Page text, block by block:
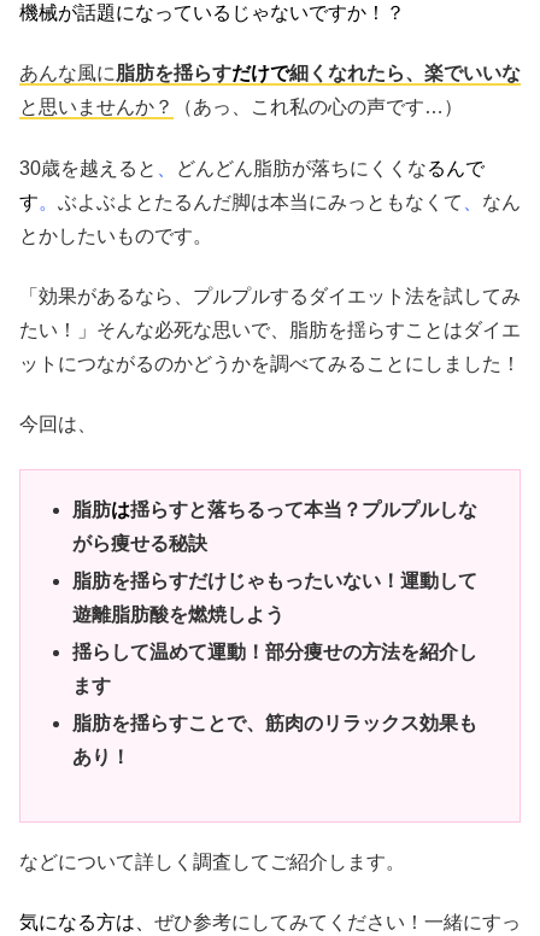
機械が話題になっているじゃないですか！？
あんな風に脂肪を揺らすだけで細くなれたら、楽でいいな
と思いませんか？
（あっ、これ私の心の声です…）
30歳を越えると どんどん脂肪が落ちにくくなるんで
す。 ぶよぶよとたるんだ脚は本当にみっともなくて
なん
とかしたいものです。
「効果があるなら、プルプルするダイエット法を試してみ
たい！」そんな必死な思いで、脂肪を揺らすことはダイエ
ットにつながるのかどうかを調べてみることにしました！
今回は、
脂肪は揺らすと落ちるって本当？プルプルしな
がら痩せる秘訣
脂肪を揺らすだけじゃもったいない！運動して
遊離脂肪酸を燃焼しよう
揺らして温めて運動！部分痩せの方法を紹介し
ます
脂肪を揺らすことで、筋肉のリラックス効果も
あり！
などについて詳しく調査してご紹介します。
気になる方は、 ぜひ参考にしてみてください！一緒にすっ